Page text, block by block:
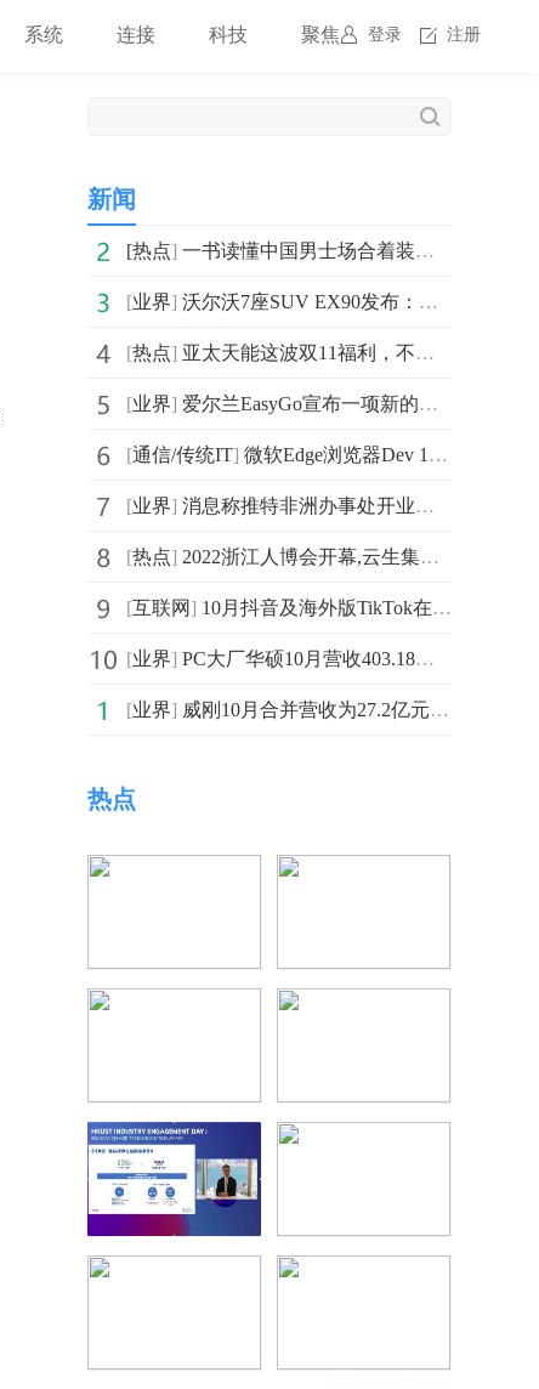
登录 注册
系统 连接 科技 聚焦
新闻
[热点] 一书读懂中国男士场合着装，演绎《绅装》
[业界] 沃尔沃7座SUV EX90发布：基于全新原生纯电平台打造
[热点] 亚太天能这波双11福利，不领就“走宝”咯！
[业界] 爱尔兰EasyGo宣布一项新的投资计划 在城镇和乡村建设直
[通信/传统IT] 微软Edge浏览器Dev 109发布：增加了对UWP中文件上传的支持
[业界] 消息称推特非洲办事处开业仅3天就开始裁员 仅剩一人
[热点] 2022浙江人博会开幕,云生集团数字化平台赋能“就业大局下
[互联网 ] 10月抖音及海外版TikTok在全球App Store和Google Pla吸
[业界] PC大厂华硕10月营收403.18亿新台币 同比减少10.4%
[业界] 威刚10月合并营收为27.2亿元新台币 同比减少18.2%
热点